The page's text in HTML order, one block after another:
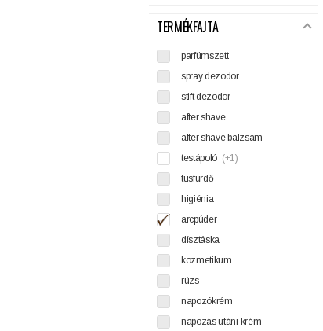
TERMÉKFAJTA
parfümszett
spray dezodor
stift dezodor
after shave
after shave balzsam
testápoló (+1)
tusfürdő
higiénia
arcpúder
dísztáska
kozmetikum
rúzs
napozókrém
napozás utáni krém